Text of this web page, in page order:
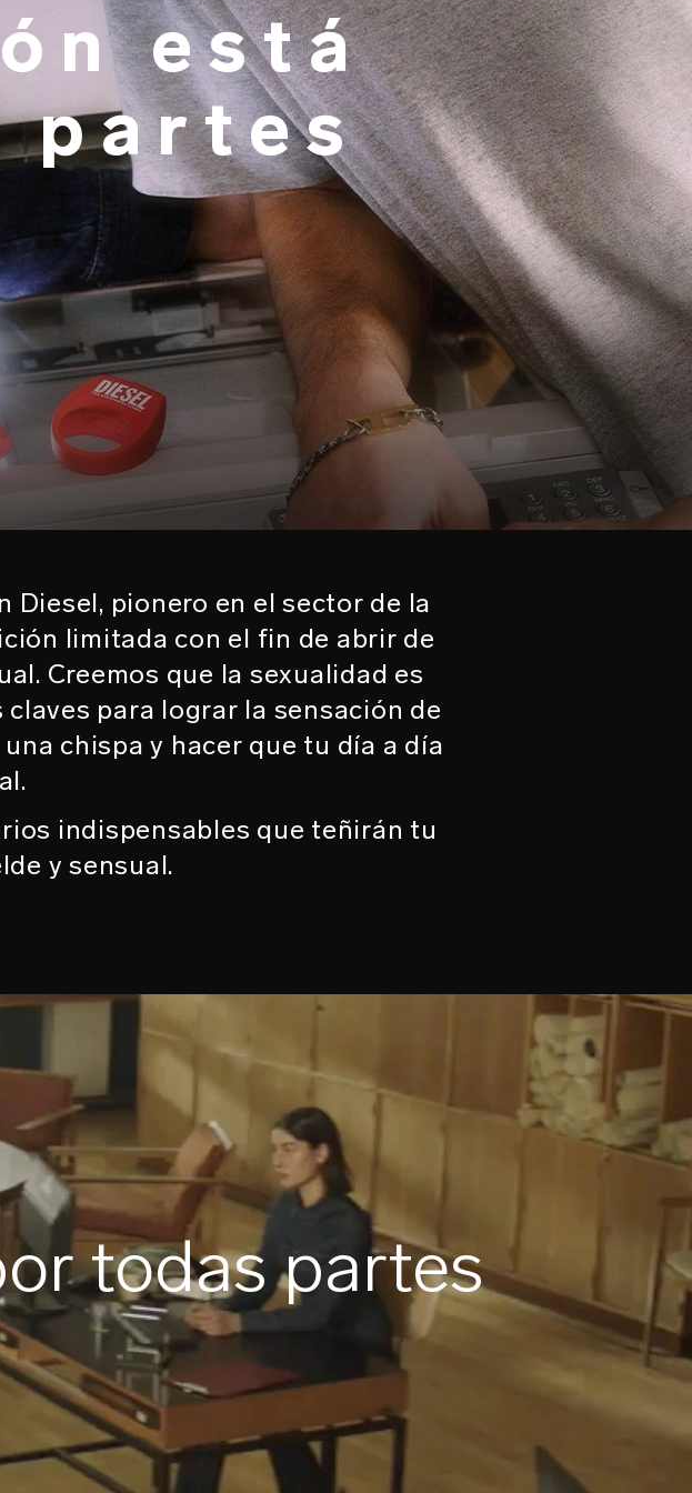
está
partes
Diesel, pionero en el sector de la
limitada con el fin de abrir de
Creemos que la sexualidad es
para lograr la sensación de
chispa y hacer que tu día a día
indispensables que teñirán tu
y sensual.
todas partes